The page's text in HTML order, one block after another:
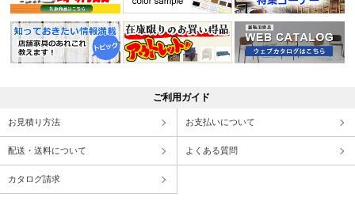
ご利用ガイド
お見積り方法 お支払いについて
配送・送料について よくある質問
カタログ請求